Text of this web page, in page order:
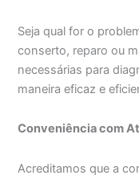
Seja qual for o
conserto, reparo ou
necessárias para
maneira eficaz e
Conveniência com
Acreditamos que a